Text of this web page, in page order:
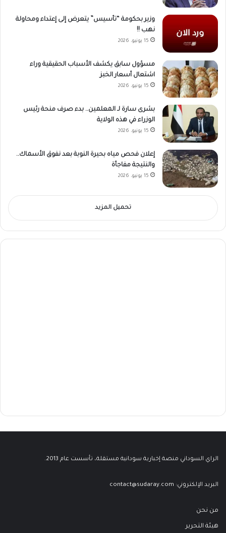
وزير بحكومة “تأسيس” يتعرض إلى إعتداء ومحاولة
نهب !!
15 يونيو، 2026
مسؤول سابق يكشف الأسباب الحقيقية وراء
اشتعال أسعار الخبز
15 يونيو، 2026
بشرى سارة لـ المعلمين.. بدء صرف منحة رئيس
الوزراء في هذه الولاية
15 يونيو، 2026
إعلان فحص مياه بحيرة النوبة بعد نفوق الأسماك..
والنتيجة مفاجأة
15 يونيو، 2026
تحميل المزيد
الراي السوداني منصة إخبارية سودانية مستقلة، تأسست عام 2013.
البريد الإلكتروني: contact@sudaray.com
من نحن
هيئة التحرير